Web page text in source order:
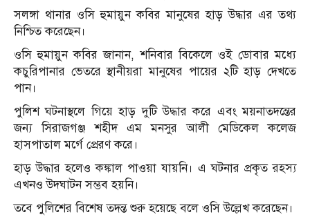
সলঙ্গা থানার ওসি হুমায়ুন কবির মানুষের হাড় উদ্ধার এর তথ্য
নিশ্চিত করেছেন।
ওসি হুমায়ুন কবির জানান, শনিবার বিকেলে ওই ডোবার মধ্যে
কচুরিপানার ভেতরে স্থানীয়রা মানুষের পায়ের ২টি হাড় দেখতে
পান।
পুলিশ ঘটনাস্থলে গিয়ে হাড় দুটি উদ্ধার করে এবং ময়নাতদন্তের
জন্য সিরাজগঞ্জ শহীদ এম মনসুর আলী মেডিকেল কলেজ
হাসপাতাল মর্গে প্রেরণ করে।
হাড় উদ্ধার হলেও কঙ্কাল পাওয়া যায়নি। এ ঘটনার প্রকৃত রহস্য
এখনও উদঘাটন সম্ভব হয়নি।
তবে পুলিশের বিশেষ তদন্ত শুরু হয়েছে বলে ওসি উল্লেখ করেছেন।